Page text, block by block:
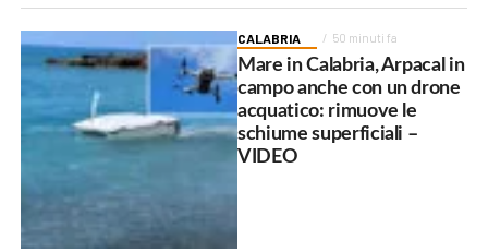
CALABRIA 50 minuti fa
Mare in Calabria, Arpacal in
campo anche con un drone
acquatico: rimuove le
schiume superficiali –
VIDEO